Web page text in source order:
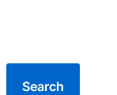
Search